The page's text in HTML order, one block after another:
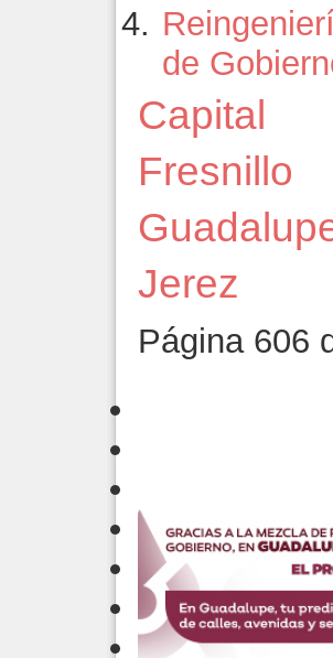
de
Capital
Fresnillo
Jerez
Página 606